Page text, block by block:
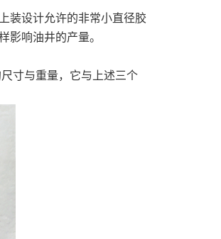
装设计允许的非常小直径胶
影响油井的产量。
寸与重量，它与上述三个